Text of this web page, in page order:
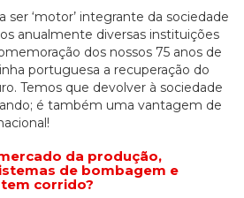
ser ‘motor’ integrante da sociedade
anualmente diversas instituições
dos nossos 75 anos de
portuguesa a recuperação do
Temos que devolver à sociedade
é também uma vantagem de
da produção,
de bombagem e
corrido?